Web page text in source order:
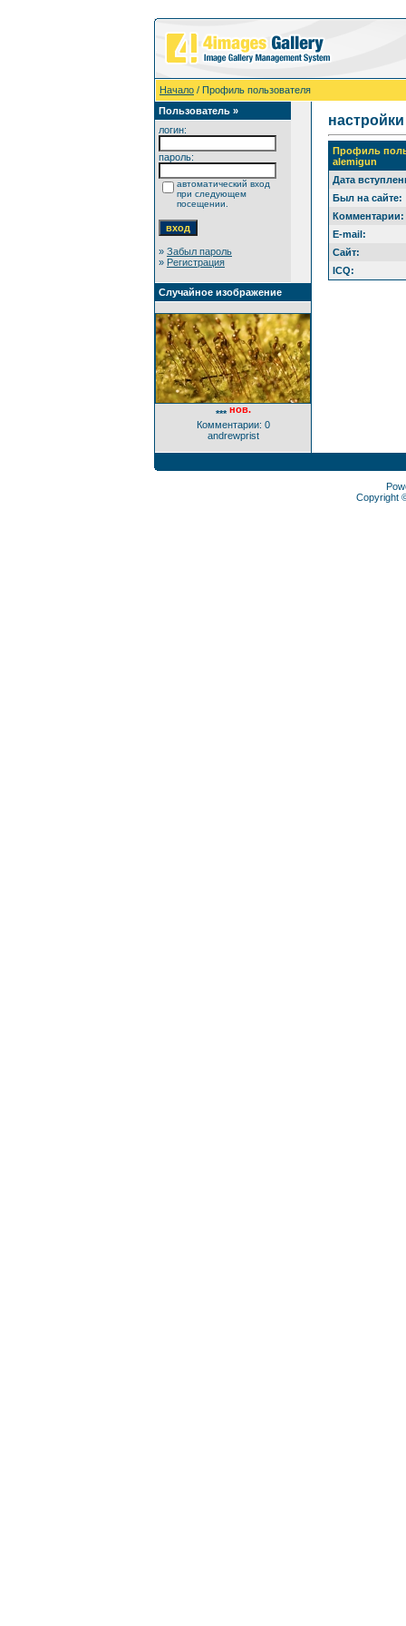
Начало / Профиль пользователя
Пользователь »
логин:
пароль:
автоматический вход
при следующем
посещении.
» Забыл пароль
» Регистрация
Случайное изображение
*** нов.
Комментарии: 0
andrewprist
настройки
Профиль
alemigun
Дата
Был на сайте:
Комментарии:
E-mail:
Сайт:
ICQ:
Copyright